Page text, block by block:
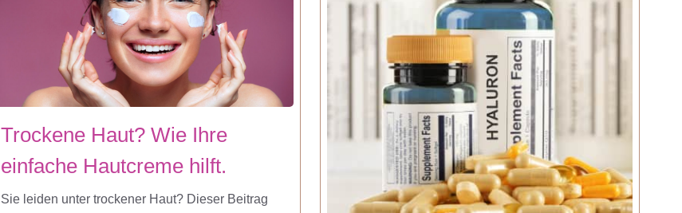
Trockene Haut? Wie Ihre
einfache Hautcreme hilft.
Sie leiden unter trockener Haut? Dieser Beitrag